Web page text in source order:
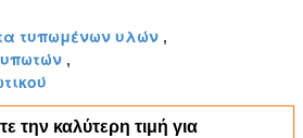
τυπωμένων υλών ,
,
την καλύτερη τιμή για